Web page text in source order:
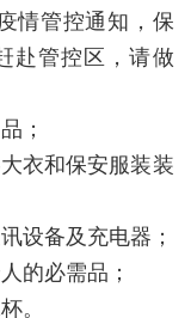
情管控通知，保
赴管控区，请做
；
衣和保安服装装
设备及充电器；
的必需品；
。